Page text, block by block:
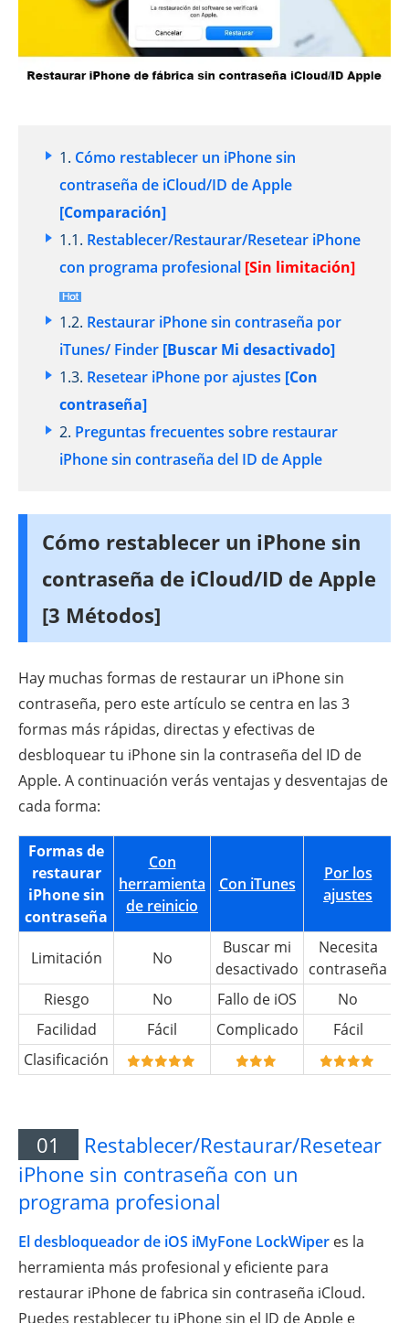
1. Cómo restablecer un iPhone sin
contraseña de iCloud/ID de Apple
[Comparación]
1.1. Restablecer/Restaurar/Resetear iPhone
con programa profesional [Sin limitación]
1.2. Restaurar iPhone sin contraseña por
iTunes/ Finder [Buscar Mi desactivado]
1.3. Resetear iPhone por ajustes [Con
contraseña]
2. Preguntas frecuentes sobre restaurar
iPhone sin contraseña del ID de Apple
Cómo restablecer un iPhone sin
contraseña de iCloud/ID de Apple
[3 Métodos]
Hay muchas formas de restaurar un iPhone sin
contraseña, pero este artículo se centra en las 3
formas más rápidas, directas y efectivas de
desbloquear tu iPhone sin la contraseña del ID de
Apple. A continuación verás ventajas y desventajas de
cada forma:
Formas de
restaurar
iPhone sin
contraseña
Con
herramienta
de reinicio
Con iTunes
Por los
ajustes
Limitación No
Buscar mi
desactivado
Necesita
contraseña
Riesgo
No Fallo de iOS
No
Facilidad
Fácil Complicado
Fácil
Clasificación
01
Restablecer/Restaurar/Resetear
iPhone sin contraseña con un
programa profesional
El desbloqueador de iOS iMyFone LockWiper es la
herramienta más profesional y eficiente para
restaurar iPhone de fabrica sin contraseña iCloud.
Puedes restablecer tu iPhone sin el ID de Apple e